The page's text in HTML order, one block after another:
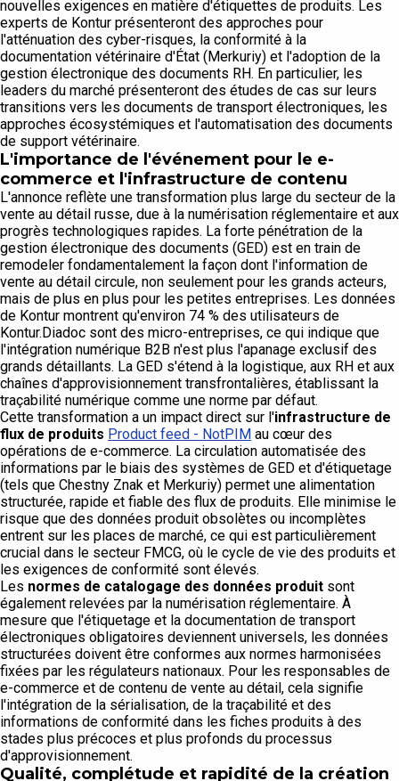
nouvelles exigences en matière d'étiquettes de produits. Les
experts de Kontur présenteront des approches pour
l'atténuation des cyber-risques, la conformité à la
documentation vétérinaire d'État (Merkuriy) et l'adoption de la
gestion électronique des documents RH. En particulier, les
leaders du marché présenteront des études de cas sur leurs
transitions vers les documents de transport électroniques, les
approches écosystémiques et l'automatisation des documents
de support vétérinaire.
L'importance de l'événement pour le e-
commerce et l'infrastructure de contenu
L'annonce reflète une transformation plus large du secteur de la
vente au détail russe, due à la numérisation réglementaire et aux
progrès technologiques rapides. La forte pénétration de la
gestion électronique des documents (GED) est en train de
remodeler fondamentalement la façon dont l'information de
vente au détail circule, non seulement pour les grands acteurs,
mais de plus en plus pour les petites entreprises. Les données
de Kontur montrent qu'environ 74 % des utilisateurs de
Kontur.Diadoc sont des micro-entreprises, ce qui indique que
l'intégration numérique B2B n'est plus l'apanage exclusif des
grands détaillants. La GED s'étend à la logistique, aux RH et aux
chaînes d'approvisionnement transfrontalières, établissant la
traçabilité numérique comme une norme par défaut.
Cette transformation a un impact direct sur l'infrastructure de
flux de produits Product feed - NotPIM au cœur des
opérations de e-commerce. La circulation automatisée des
informations par le biais des systèmes de GED et d'étiquetage
(tels que Chestny Znak et Merkuriy) permet une alimentation
structurée, rapide et fiable des flux de produits. Elle minimise le
risque que des données produit obsolètes ou incomplètes
entrent sur les places de marché, ce qui est particulièrement
crucial dans le secteur FMCG, où le cycle de vie des produits et
les exigences de conformité sont élevés.
Les normes de catalogage des données produit sont
également relevées par la numérisation réglementaire. À
mesure que l'étiquetage et la documentation de transport
électroniques obligatoires deviennent universels, les données
structurées doivent être conformes aux normes harmonisées
fixées par les régulateurs nationaux. Pour les responsables de
e-commerce et de contenu de vente au détail, cela signifie
l'intégration de la sérialisation, de la traçabilité et des
informations de conformité dans les fiches produits à des
stades plus précoces et plus profonds du processus
d'approvisionnement.
Qualité, complétude et rapidité de la création